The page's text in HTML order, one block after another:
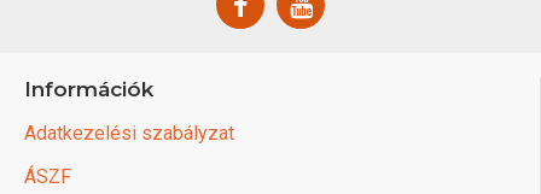
Információk
Adatkezelési szabályzat
ÁSZF